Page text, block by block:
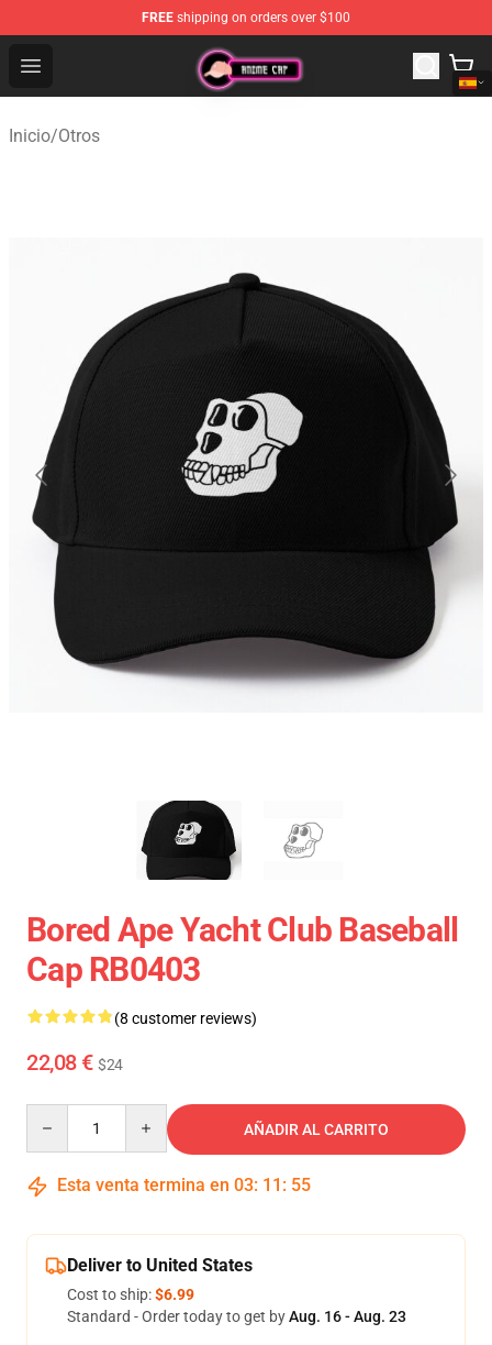
FREE shipping on orders over $100
Open menu
Anime Cap Shop - The Best Store of Anime Cap
Inicio/Otros
Bored Ape Yacht Club Baseball
Cap RB0403
(8 customer reviews)
22,08 € $24
AÑADIR AL CARRITO
Esta venta termina en 03: 11 : 54
Deliver to United States
Cost to ship:$6.99
Standard - Order today to get byAug. 16 - Aug. 23